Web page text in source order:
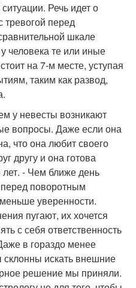
Речь идет о
тревогой перед
шкале
человека те или иные
на 7-м месте, уступая
таким как развод,
у невесты возникают
вопросы. Даже если она
что она любит своего
другу и она готова
- Чем ближе день
поворотным
уверенности.
пугают, их хочется
с себя ответственность
в гораздо менее
искать внешние
решение мы приняли.